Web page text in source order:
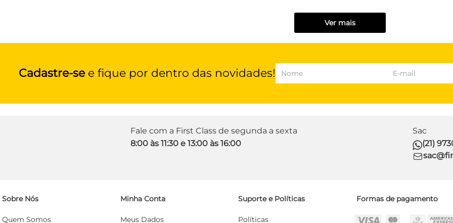
Ver mais
Cadastre-see fique por dentro das novidades!
Fale com a First Class de segunda a sexta
8:00 às 11:30 e 13:00 às 16:00
Sac
(21)
Sobre Nós
Quem Somos
Minha Conta
Meus Dados
Suporte e Políticas
Políticas
Formas de pagamento